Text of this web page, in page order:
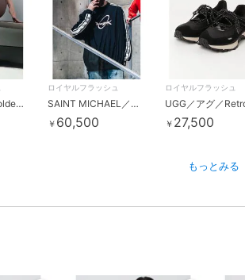
UGG／アグ／GoldenGlow Embossed／ゴールデングロウ エンボスト
ロイヤルフラッシュ
SAINT MICHAEL／セントマイケル／NYLON PULLOVER／SAINT／BLACK
￥ 60,500
ロイヤルフラッシュ
￥ 27,500
もっとみる